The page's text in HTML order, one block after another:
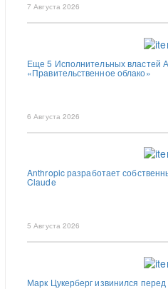
7 Августа 2026
Еще 5 Исполнительных властей
«Правительственное облако»
6 Августа 2026
Anthropic разработает
Claude
5 Августа 2026
Марк Цукерберг извинился